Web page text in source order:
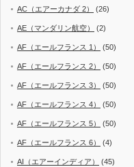
AC（エアーカナダ 2） (26)
AE（マンダリン航空） (2)
AF（エールフランス 1） (50)
AF（エールフランス 2） (50)
AF（エールフランス 3） (50)
AF（エールフランス 4） (50)
AF（エールフランス 5） (50)
AF（エールフランス 6） (4)
AI（エアーインディア） (45)